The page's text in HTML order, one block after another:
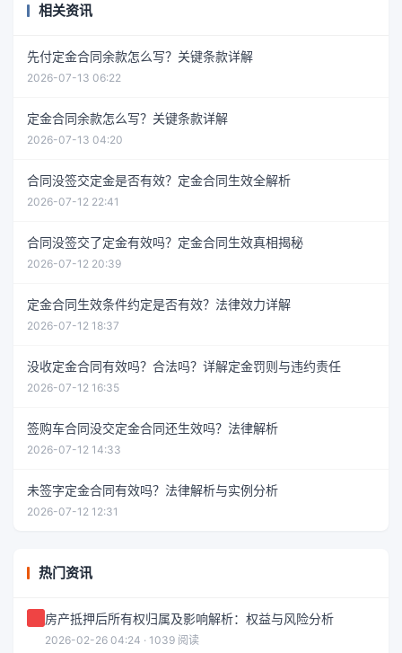
相关资讯
先付定金合同余款怎么写？关键条款详解
2026-07-13 06:22
定金合同余款怎么写？关键条款详解
2026-07-13 04:20
合同没签交定金是否有效？定金合同生效全解析
2026-07-12 22:41
合同没签交了定金有效吗？定金合同生效真相揭秘
2026-07-12 20:39
定金合同生效条件约定是否有效？法律效力详解
2026-07-12 18:37
没收定金合同有效吗？合法吗？详解定金罚则与违约责任
2026-07-12 16:35
签购车合同没交定金合同还生效吗？法律解析
2026-07-12 14:33
未签字定金合同有效吗？法律解析与实例分析
2026-07-12 12:31
热门资讯
房产抵押后所有权归属及影响解析：权益与风险分析
2026-02-26 04:24 · 1039 阅读